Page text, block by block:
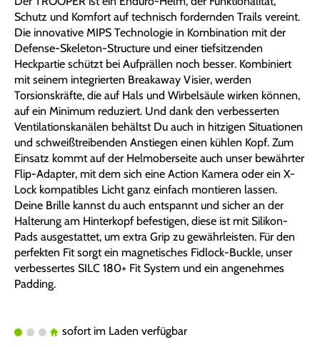
Schutz und Komfort auf technisch fordernden Trails vereint.
Die innovative MIPS Technologie in Kombination mit der
Defense-Skeleton-Structure und einer tiefsitzenden
Heckpartie schützt bei Aufprällen noch besser. Kombiniert
mit seinem integrierten Breakaway Visier, werden
Torsionskräfte, die auf Hals und Wirbelsäule wirken können,
auf ein Minimum reduziert. Und dank den verbesserten
Ventilationskanälen behältst Du auch in hitzigen Situationen
und schweißtreibenden Anstiegen einen kühlen Kopf. Zum
Einsatz kommt auf der Helmoberseite auch unser bewährter
Flip-Adapter, mit dem sich eine Action Kamera oder ein X-
Lock kompatibles Licht ganz einfach montieren lassen.
Deine Brille kannst du auch entspannt und sicher an der
Halterung am Hinterkopf befestigen, diese ist mit Silikon-
Pads ausgestattet, um extra Grip zu gewährleisten. Für den
perfekten Fit sorgt ein magnetisches Fidlock-Buckle, unser
verbessertes SILC 180+ Fit System und ein angenehmes
Padding.
sofort im Laden verfügbar